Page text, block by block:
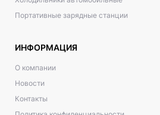
Портативные зарядные станции
ИНФОРМАЦИЯ
О компании
Новости
Контакты